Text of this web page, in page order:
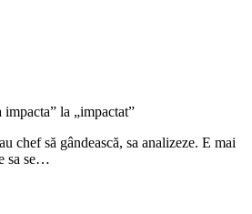
la „impactat”
chef să gândească, sa analizeze. E mai
sa se…